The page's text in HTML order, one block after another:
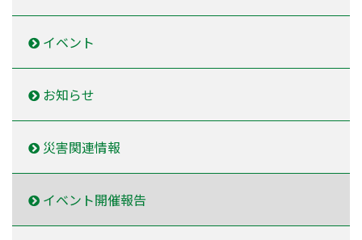
イベント
お知らせ
災害関連情報
イベント開催報告